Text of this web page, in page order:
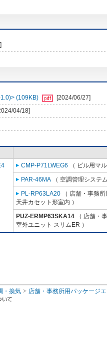
(109KB)
[2024/06/27]
04/18]
CMP-P71LWEG6 （ ビル用マ
PAR-46MA （ 空調管理システ
PL-RP63LA20 （ 店舗・事務
天井カセット形室内 ）
PUZ-ERMP63SKA14 （ 店舗・
室外ユニット スリムER ）
・換気 店舗・事務所用パッケージ